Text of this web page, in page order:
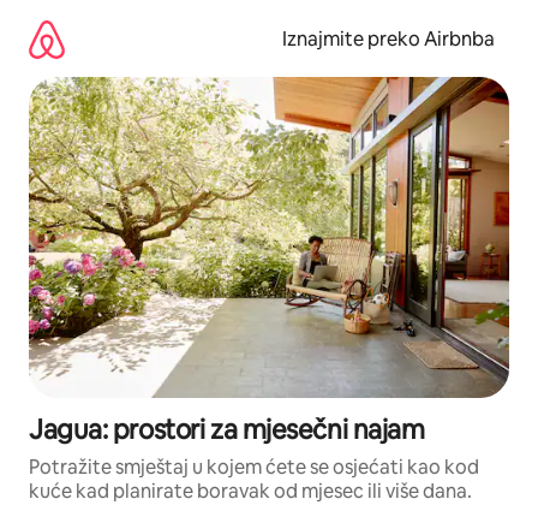
sadržaj
Iznajmite preko Airbnba
Jagua: prostori za mjesečni najam
Potražite smještaj u kojem ćete se osjećati kao kod
kuće kad planirate boravak od mjesec ili više dana.